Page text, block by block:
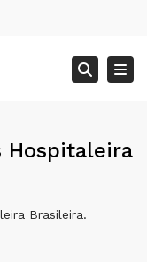
Faq
Hospitaleira
Brasileira.